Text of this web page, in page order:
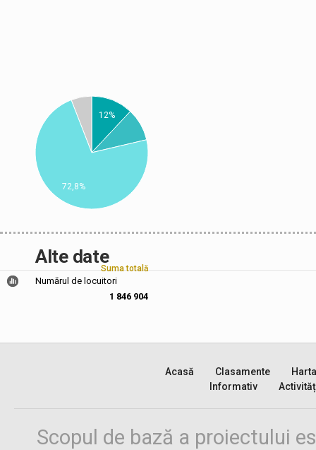
12%
72,8%
Alte date
Suma totală
Numărul de locuitori
1 846 904
Acasă Clasamente
Harta
Informativ
Scopul de bază a proiectului